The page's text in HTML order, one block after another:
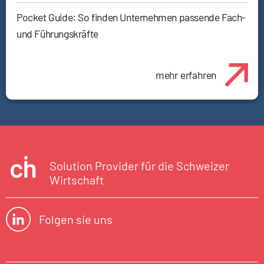
Pocket Guide: So finden Unternehmen passende Fach-
und Führungskräfte
mehr erfahren
Solution Provider für die Schweizer
Wirtschaft
Folgen sie uns